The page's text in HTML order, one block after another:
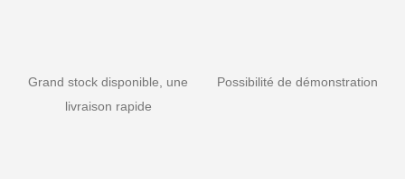
Grand stock disponible, une
livraison rapide
Possibilité de démonstration